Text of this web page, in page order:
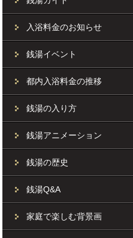
入浴料金のお知らせ
銭湯イベント
都内入浴料金の推移
銭湯の入り方
銭湯アニメーション
銭湯の歴史
銭湯Q&A
家庭で楽しむ背景画